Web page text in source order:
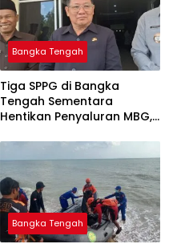
Bangka Tengah
‎Tiga SPPG di Bangka
Tengah Sementara
Hentikan Penyaluran MBG,
Bangka Tengah